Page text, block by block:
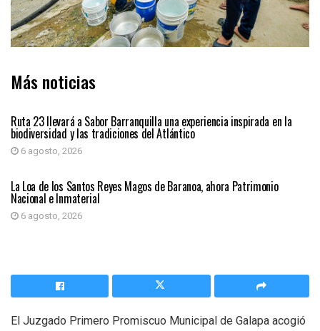
Más noticias
Ruta 23 llevará a Sabor Barranquilla una experiencia inspirada en la
biodiversidad y las tradiciones del Atlántico
6 agosto, 2026
ATLÁNTICO
La Loa de los Santos Reyes Magos de Baranoa, ahora Patrimonio
Nacional e Inmaterial
6 agosto, 2026
El Juzgado Primero Promiscuo Municipal de Galapa acogió